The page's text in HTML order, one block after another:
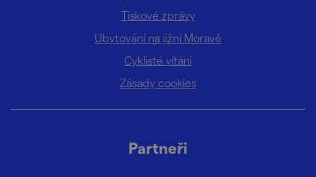
Tiskové zprávy
Ubytování na jižní Moravě
Cyklisté vítáni
Zásady cookies
Partneři